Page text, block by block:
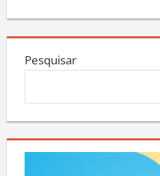
Pesquisar